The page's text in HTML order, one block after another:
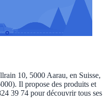
10, 5000 Aarau, en Suisse,
Il propose des produits et
39 74 pour découvrir tous ses